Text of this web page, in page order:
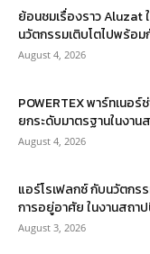
ย้อนชมเรื่องราว Aluzat
นวัตกรรมเติบโตไปพร้อม
August 4, 2026
POWERTEX พาร์ทเนอ
ยกระดับมาตรฐานในงาน
August 4, 2026
แอร์โรเฟลกซ์ กับนวัตกร
การอยู่อาศัย ในงานสถาป
August 3, 2026